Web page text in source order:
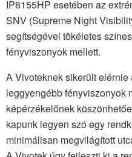
IP8155HP esetében az
SNV (Supreme Night
segítségével tökéletes
fényviszonyok mellett.
A Vivoteknek sikerült elérnie
leggyengébb fényviszonyok
képérzékelőnek
kapunk legyen szó egy
minimálisan megvilágított